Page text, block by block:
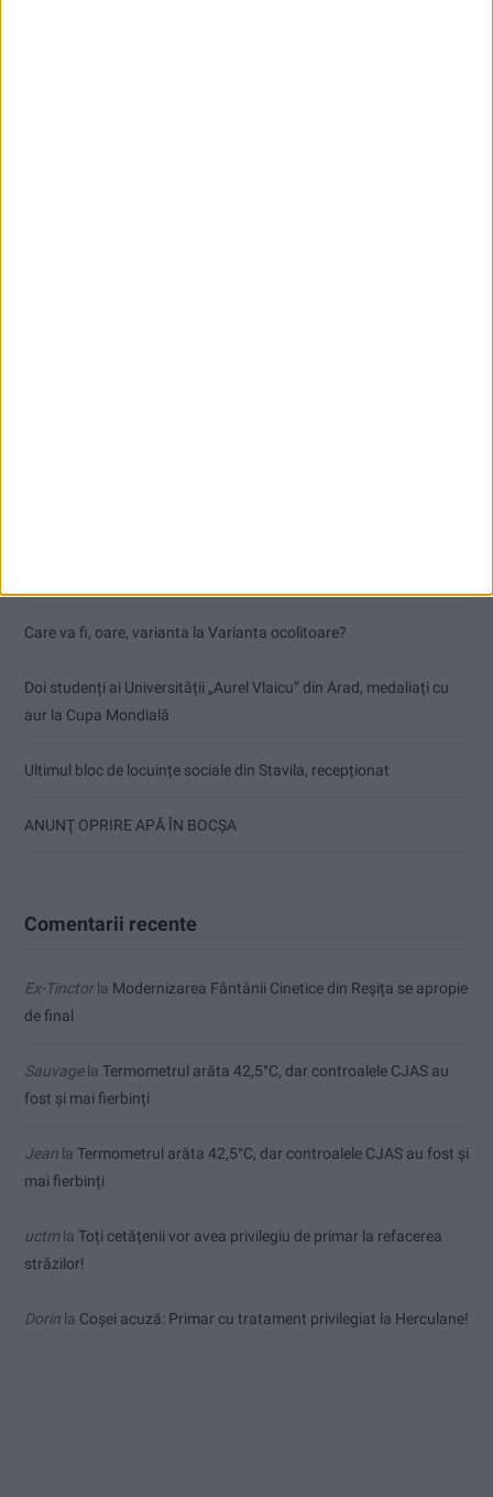
Care va fi, oare, varianta la Varianta ocolitoare?
Doi studenți ai Universității „Aurel Vlaicu” din Arad, medaliați cu
aur la Cupa Mondială
Ultimul bloc de locuințe sociale din Stavila, recepționat
ANUNŢ OPRIRE APĂ ÎN BOCȘA
Comentarii recente
Ex-Tinctorla Modernizarea Fântânii Cinetice din Reșița se apropie
de final
Sauvagela Termometrul arăta 42,5°C, dar controalele CJAS au
fost și mai fierbinți
Jean la Termometrul arăta 42,5°C, dar controalele CJAS au fost și
mai fierbinți
uctmla Toți cetățenii vor avea privilegiu de primar la refacerea
străzilor!
Dorin la Coșei acuză: Primar cu tratament privilegiat la Herculane!